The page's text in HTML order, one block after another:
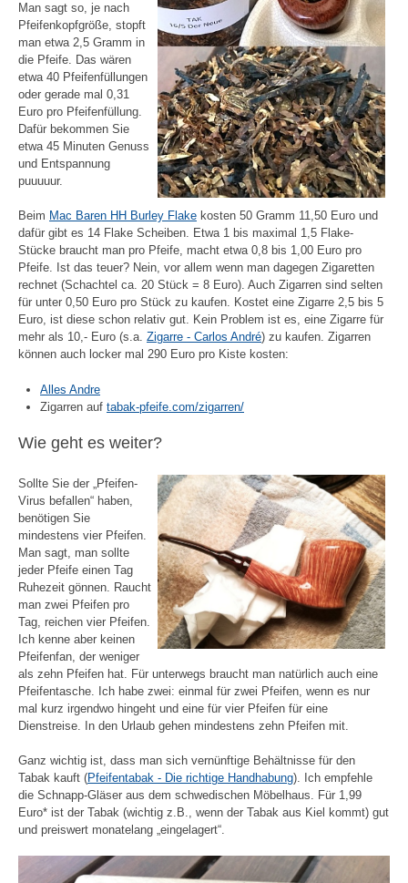
Man sagt so, je nach
Pfeifenkopfgröße, stopft
man etwa 2,5 Gramm in
die Pfeife. Das wären
etwa 40 Pfeifenfüllungen
oder gerade mal 0,31
Euro pro Pfeifenfüllung.
Dafür bekommen Sie
etwa 45 Minuten Genuss
und Entspannung
puuuuur.
Beim Mac Baren HH Burley Flake kosten 50 Gramm 11,50 Euro und
dafür gibt es 14 Flake Scheiben. Etwa 1 bis maximal 1,5 Flake-
Stücke braucht man pro Pfeife, macht etwa 0,8 bis 1,00 Euro pro
Pfeife. Ist das teuer? Nein, vor allem wenn man dagegen Zigaretten
rechnet (Schachtel ca. 20 Stück = 8 Euro). Auch Zigarren sind selten
für unter 0,50 Euro pro Stück zu kaufen. Kostet eine Zigarre 2,5 bis 5
Euro, ist diese schon relativ gut. Kein Problem ist es, eine Zigarre für
mehr als 10,- Euro (s.a. Zigarre - Carlos André) zu kaufen. Zigarren
können auch locker mal 290 Euro pro Kiste kosten:
Alles Andre
Zigarren auf tabak-pfeife.com/zigarren/
Wie geht es weiter?
Sollte Sie der „Pfeifen-
Virus befallen“ haben,
benötigen Sie
mindestens vier Pfeifen.
Man sagt, man sollte
jeder Pfeife einen Tag
Ruhezeit gönnen. Raucht
man zwei Pfeifen pro
Tag, reichen vier Pfeifen.
Ich kenne aber keinen
Pfeifenfan, der weniger
als zehn Pfeifen hat. Für unterwegs braucht man natürlich auch eine
Pfeifentasche. Ich habe zwei: einmal für zwei Pfeifen, wenn es nur
mal kurz irgendwo hingeht und eine für vier Pfeifen für eine
Dienstreise. In den Urlaub gehen mindestens zehn Pfeifen mit.
Ganz wichtig ist, dass man sich vernünftige Behältnisse für den
Tabak kauft (Pfeifentabak - Die richtige Handhabung). Ich empfehle
die Schnapp-Gläser aus dem schwedischen Möbelhaus. Für 1,99
Euro* ist der Tabak (wichtig z.B., wenn der Tabak aus Kiel kommt) gut
und preiswert monatelang „eingelagert“.